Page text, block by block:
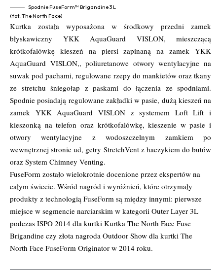
Spodnie FuseForm™ Brigandine 3 L
(fot. The North Face)
Kurtka została wyposażona w środkowy przedni zamek
błyskawiczny YKK AquaGuard VISLON, mieszczącą
krótkofalówkę kieszeń na piersi zapinaną na zamek YKK
AquaGuard VISLON,, poliuretanowe otwory wentylacyjne na
suwak pod pachami, regulowane rzepy do mankietów oraz tkany
ze stretchu śniegołap z paskami do łączenia ze spodniami.
Spodnie posiadają regulowane zakładki w pasie, dużą kieszeń na
zamek YKK AquaGuard VISLON z systemem Loft Lift i
kieszonką na telefon oraz krótkofalówkę, kieszenie w pasie i
otwory wentylacyjne z wodoszczelnym zamkiem po
wewnętrznej stronie ud, getry StretchVent z haczykiem do butów
oraz System Chimney Venting.
FuseForm zostało wielokrotnie docenione przez ekspertów na
całym świecie. Wśród nagród i wyróżnień, które otrzymały
produkty z technologią FuseForm są między innymi: pierwsze
miejsce w segmencie narciarskim w kategorii Outer Layer 3L
podczas ISPO 2014 dla kurtki Kurtka The North Face Fuse
Brigandine czy złota nagroda Outdoor Show dla kurtki The
North Face FuseForm Originator w 2014 roku.